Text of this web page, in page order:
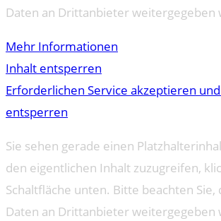
Daten an Drittanbieter weitergegeben
Mehr Informationen
Inhalt entsperren
Erforderlichen Service akzeptieren
entsperren
Sie sehen gerade einen
den eigentlichen Inhalt zuzugreifen,
Schaltfläche unten. Bitte beachten Sie,
Daten an Drittanbieter weitergegeben